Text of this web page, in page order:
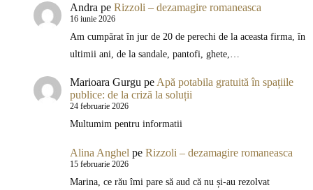
Andra pe Rizzoli – dezamagire romaneasca
16 iunie 2026
Am cumpărat în jur de 20 de perechi de la aceasta firma, în
ultimii ani, de la sandale, pantofi, ghete,…
Marioara Gurgu pe Apă potabila gratuită în spațiile
publice: de la criză la soluții
24 februarie 2026
Multumim pentru informatii
Alina Anghel pe Rizzoli – dezamagire romaneasca
15 februarie 2026
Marina, ce rău îmi pare să aud că nu și-au rezolvat